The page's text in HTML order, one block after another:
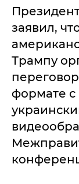
заявил,
Трампу
формате